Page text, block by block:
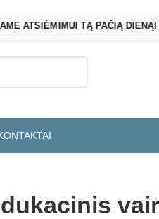
ATSIĖMIMUI TĄ PAČIĄ DIENĄ!